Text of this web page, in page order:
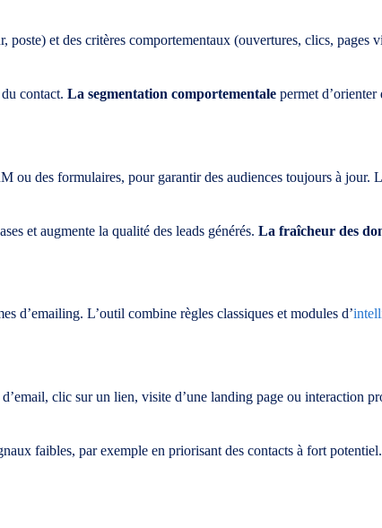
poste) et des critères comportementaux (ouvertures, clics, pages
contact. La segmentation comportementale permet
ou des formulaires, pour garantir des audiences toujours à jour.
et augmente la qualité des leads générés. La fraîcheur des
d’emailing. L’outil combine règles classiques et modules d’
clic sur un lien, visite d’une landing page ou interaction
faibles, par exemple en priorisant des contacts à fort potentiel.